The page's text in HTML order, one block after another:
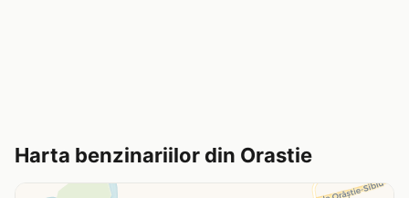
Harta benzinariilor din Orastie